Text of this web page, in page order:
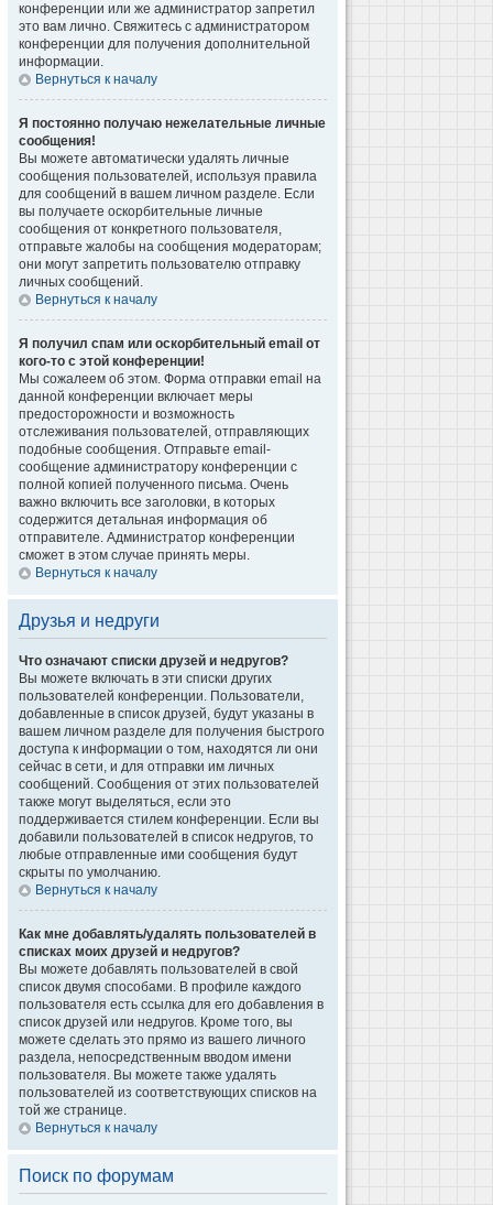
конференции или же администратор запретил
это вам лично. Свяжитесь с администратором
конференции для получения дополнительной
информации.
Вернуться к началу
Я постоянно получаю нежелательные личные
сообщения!
Вы можете автоматически удалять личные
сообщения пользователей, используя правила
для сообщений в вашем личном разделе. Если
вы получаете оскорбительные личные
сообщения от конкретного пользователя,
отправьте жалобы на сообщения модераторам;
они могут запретить пользователю отправку
личных сообщений.
Вернуться к началу
Я получил спам или оскорбительный email от
кого-то с этой конференции!
Мы сожалеем об этом. Форма отправки email на
данной конференции включает меры
предосторожности и возможность
отслеживания пользователей, отправляющих
подобные сообщения. Отправьте email-
сообщение администратору конференции с
полной копией полученного письма. Очень
важно включить все заголовки, в которых
содержится детальная информация об
отправителе. Администратор конференции
сможет в этом случае принять меры.
Вернуться к началу
Друзья и недруги
Что означают списки друзей и недругов?
Вы можете включать в эти списки других
пользователей конференции. Пользователи,
добавленные в список друзей, будут указаны в
вашем личном разделе для получения быстрого
доступа к информации о том, находятся ли они
сейчас в сети, и для отправки им личных
сообщений. Сообщения от этих пользователей
также могут выделяться, если это
поддерживается стилем конференции. Если вы
добавили пользователей в список недругов, то
любые отправленные ими сообщения будут
скрыты по умолчанию.
Вернуться к началу
Как мне добавлять/удалять пользователей в
списках моих друзей и недругов?
Вы можете добавлять пользователей в свой
список двумя способами. В профиле каждого
пользователя есть ссылка для его добавления в
список друзей или недругов. Кроме того, вы
можете сделать это прямо из вашего личного
раздела, непосредственным вводом имени
пользователя. Вы можете также удалять
пользователей из соответствующих списков на
той же странице.
Вернуться к началу
Поиск по форумам